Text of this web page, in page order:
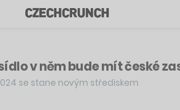
v něm bude mít české
se stane novým střediskem